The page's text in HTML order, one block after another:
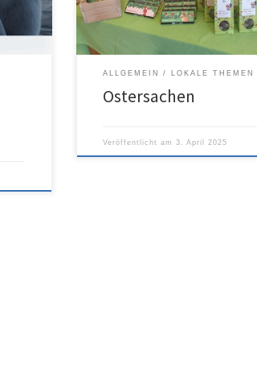
ALLGEMEIN LOKALE THEMEN
Ostersachen
Veröffentlicht am3. April 2025